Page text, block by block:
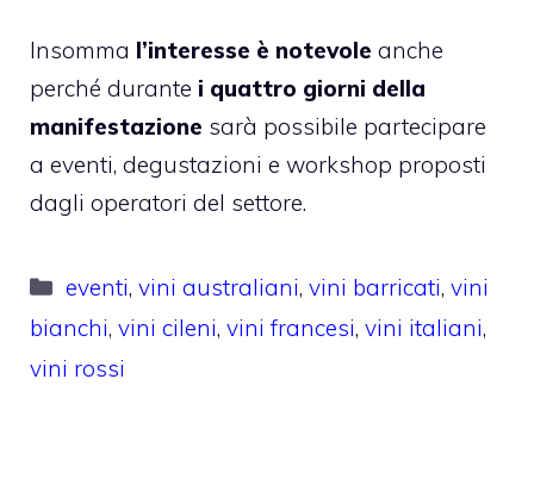
Insomma l’interesse è notevole anche
perché durante i quattro giorni della
manifestazione sarà possibile partecipare
a eventi, degustazioni e workshop proposti
dagli operatori del settore.
Categorie
eventi,vini australiani,vini barricati,vini
bianchi, vini cileni, vini francesi, vini italiani,
vini rossi